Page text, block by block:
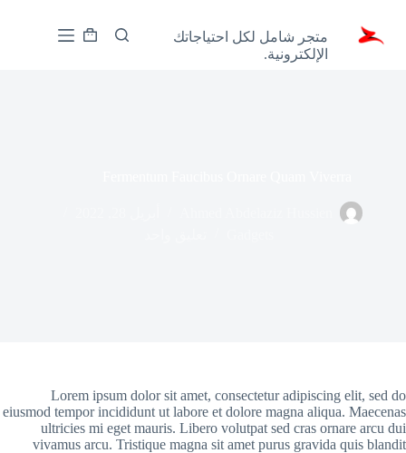
المحتوى
متجر شامل لكل احتياجاتك
الإلكترونية.
عربة
Lorem ipsum dolor sit amet, consectetur adipiscing elit, sed do
eiusmod tempor incididunt ut labore et dolore magna aliqua. Maecenas
ultricies mi eget mauris. Libero volutpat sed cras ornare arcu dui
vivamus arcu. Tristique magna sit amet purus gravida quis blandit